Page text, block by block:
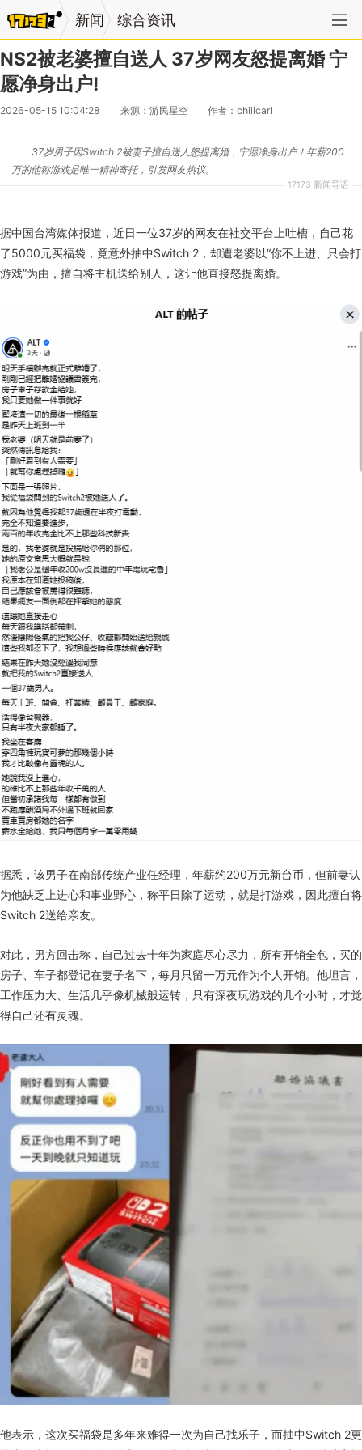
新闻 综合资讯
NS2被老婆擅自送人 37岁网友怒提离婚 宁
愿净身出户!
2026-05-15 10:04:28 来源：游民星空 作者：chillcarl
17173 新闻导语
37岁男子因Switch 2被妻子擅自送人怒提离婚，宁愿净身出户！年薪200
万的他称游戏是唯一精神寄托，引发网友热议。
据中国台湾媒体报道，近日一位37岁的网友在社交平台上吐槽，自己花
了5000元买福袋，竟意外抽中Switch 2，却遭老婆以“你不上进、只会打
游戏”为由，擅自将主机送给别人，这让他直接怒提离婚。
据悉，该男子在南部传统产业任经理，年薪约200万元新台币，但前妻认
为他缺乏上进心和事业野心，称平日除了运动，就是打游戏，因此擅自将
Switch 2送给亲友。
对此，男方回击称，自己过去十年为家庭尽心尽力，所有开销全包，买的
房子、车子都登记在妻子名下，每月只留一万元作为个人开销。他坦言，
工作压力大、生活几乎像机械般运转，只有深夜玩游戏的几个小时，才觉
得自己还有灵魂。
他表示，这次买福袋是多年来难得一次为自己找乐子，而抽中Switch 2更